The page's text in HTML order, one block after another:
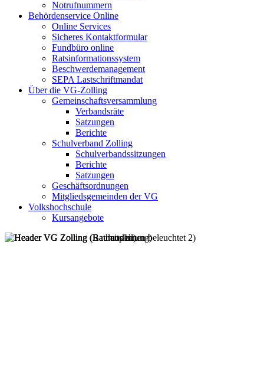
Notrufnummern
Behördenservice Online
Online Services
Sicheres Kontaktformular
Fundbüro online
Ratsinformationssystem
Beschwerdemanagement
SEPA Lastschriftmandat
Über die VG-Zolling
Gemeinschaftsversammlung
Verbandsräte
Satzungen
Berichte
Schulverband Zolling
Schulverbandssitzungen
Berichte
Satzungen
Geschäftsordnungen
Mitgliedsgemeinden der VG
Volkshochschule
Kursangebote